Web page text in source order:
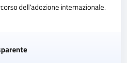
dell'adozione internazionale.